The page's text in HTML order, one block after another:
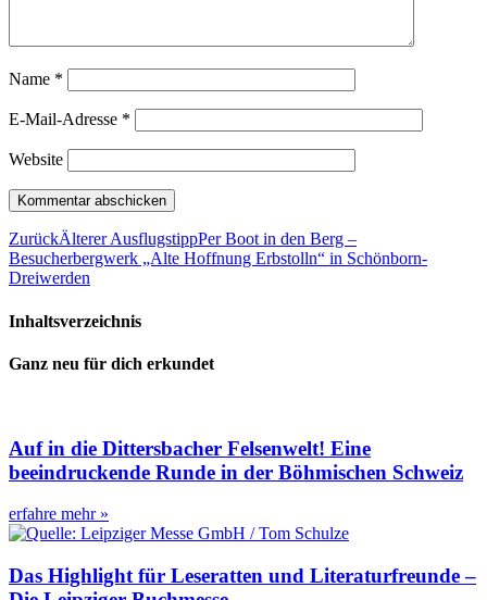
veröffentlicht von:Alexander Szymanski
Schreibe einen Kommentar
Deine E-Mail-Adresse wird nicht veröffentlicht. Erforderliche
Felder sind mit*markiert
Kommentar*
Website
Besucherbergwerk „Alte Hoffnung Erbstolln“ in Schönborn-
Dreiwerden